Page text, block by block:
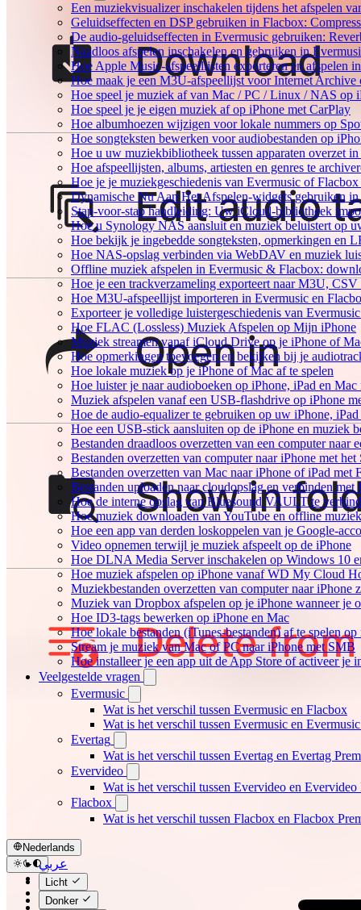
Een muziekvisualizer inschakelen tijdens het afspelen
Geluidseffecten en DSP gebruiken in Flacbox:
De audio-geluidseffecten in Evermusic gebruiken:
Naadloos afspelen inschakelen en gebruiken in
Hoe Apple Music-afspeellijsten exporteren en afspelen
Hoe maak je een M3U-afspeellijst voor Internet
Hoe speel je muziek af van Mac / PC / Linux / NAS op
Hoe speel je je eigen muziek af op iPhone met CarPlay
Hoe albumhoezen wijzigen voor lokale nummers op
Hoe songteksten bewerken voor audiobestanden op
Hoe u uw muziekbibliotheek tussen apparaten overzet
Hoe afspeellijsten, albums, artiesten en genres te
Hoe je je muziekgeschiedenis van Evermusic of
Dynamische Nu Aan Het Afspelen-widgets gebruiken
Stap-voor-stap handleiding: Uw iCloud-bibliotheek
Hoe u Synology NAS aansluit en muziek beluistert op
Hoe bekijk je ingebedde songteksten, opmerkingen en
Hoe NAS-opslag verbinden via WebDAV en muziek
Offline muziek afspelen in Evermusic & Flacbox:
Hoe je een trackverzameling exporteert naar M3U,
Hoe M3U-afspeellijst importeren in Evermusic en
Exporteer je volledige luistergeschiedenis van
Hoe FLAC (Lossless) Muziek Afspelen op Mijn iPhone
Muziek streamen vanaf iCloud Drive op je iPhone of
Hoe opmerkingen toevoegen en bekijken bij je
Hoe lokale muziek op je iPhone of Mac af te spelen
Hoe luister je naar audioboeken op iPhone, iPad en
Muziek afspelen vanaf een USB-flashdrive op iPhone
Hoe de audio-equalizer te gebruiken op uw iPhone,
Hoe een USB-stick aansluiten op de iPhone en muziek
Bestanden draadloos overzetten van een computer naar
Bestanden overzetten van computer naar iPhone met
Bestanden overzetten van Mac naar iPhone of iPad met
Bestanden uploaden naar cloudopslag en verbinden
Hoe de interne opslag van Bluesound VAULT te
Hoe muziek downloaden van YouTube en offline
Hoe een app van derden loskoppelen van je Google-
Video opnemen terwijl je muziek afspeelt op de iPhone
Hoe DLNA Media Server inschakelen op Windows 10
Hoe muziek afspelen op iPhone vanaf WD My Cloud
Muziekbestanden overzetten van computer naar
Muziek van Dropbox afspelen op je iPhone wanneer je
Hoe ID3-tags bewerken op iPhone en Mac
Hoe lokale bestanden (iTunes-bestanden) af te spelen
Stream je muziek van Mac of PC naar iPhone met SMB
Hoe installeer je een app uit de App Store of activeer je
Veelgestelde vragen
Evermusic
Wat is het verschil tussen Evermusic en Flacbox
Wat is het verschil tussen Evermusic en
Evertag
Wat is het verschil tussen Evertag en Evertag
Evervideo
Wat is het verschil tussen Evervideo en Evervideo
Flacbox
Wat is het verschil tussen Flacbox en Flacbox
Nederlands
عربي
Català
Čeština
Dansk
Licht
Donker